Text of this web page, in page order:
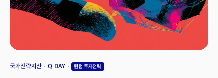
국가전략자산 Q-DAY 퀀텀 투자전략